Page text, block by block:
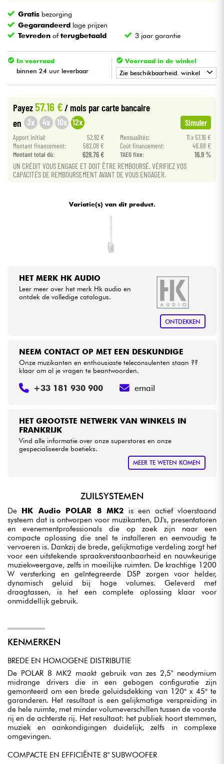
Blaasinstrument
Viool & Quatuor
Kinderen
Kabels & toebehoren
HiFi
Sets
Gratis bezorging
Gegarandeerd lage prijzen
Tevreden ofterugbetaald 3 jaar garantie
In voorraad
binnen 24 uur leverbaar
Voorraad in de winkel
Zie beschikbaarheid. winkel
Payez57.16 € / mois par carte bancaire
en 3x 4x 10x 12x Simuler
Apport initial: 52.92 € Mensualités:
11 x 57.16 €
Montant financement:
582.08 € Coût financement:
46.68 €
Montant total dù:
628.76 € TAEG fixe: 16.9 %
UN CRÉDIT VOUS ENGAGE ET DOIT ÊTRE REMBOURSÉ. VÉRIFIEZ VOS
CAPACITÉS DE REMBOURSEMENT AVANT DE VOUS ENGAGER.
Variatie(s) van dit product.
HET MERK HK AUDIO
Leer meer over het merk Hk audio en
ontdek de volledige catalogus.
ONTDEKKEN
HET GROOTSTE NETWERK VAN WINKELS IN
FRANKRIJK
Vind alle informatie over onze superstores en onze
gespecialiseerde boetieks.
MEER TE WETEN KOMEN
NEEM CONTACT OP MET EEN DESKUNDIGE
Onze muzikanten en enthousiaste teleconsulenten staan ??
klaar om al je vragen te beantwoorden.
+33 181 930 900 email
ZUILSYSTEMEN
De HK Audio POLAR 8 MK2 is een actief vloerstaand
systeem dat is ontworpen voor muzikanten, DJ's, presentatoren
en evenementprofessionals die op zoek zijn naar een
compacte oplossing die snel te installeren en eenvoudig te
vervoeren is. Dankzij de brede, gelijkmatige verdeling zorgt het
voor een uitstekende spraakverstaanbaarheid en nauwkeurige
muziekweergave, zelfs in moeilijke ruimten. De krachtige 1200
W versterking en geïntegreerde DSP zorgen voor helder,
dynamisch geluid bij hoge volumes. Geleverd met
draagtassen, is het een complete oplossing klaar voor
onmiddellijk gebruik.
KENMERKEN
BREDE EN HOMOGENE DISTRIBUTIE
De POLAR 8 MK2 maakt gebruik van zes 2,5" neodymium
midrange drivers die in een gebogen configuratie zijn
gemonteerd om een brede geluidsdekking van 120° x 45° te
garanderen. Het resultaat is een gelijkmatige verspreiding in
de hele ruimte, met minder volumeverschillen tussen de voorste
rij en de achterste rij. Het resultaat: het publiek hoort stemmen,
muziek en aankondigingen duidelijk, zelfs in complexe
omgevingen.
COMPACTE EN EFFICIËNTE 8" SUBWOOFER